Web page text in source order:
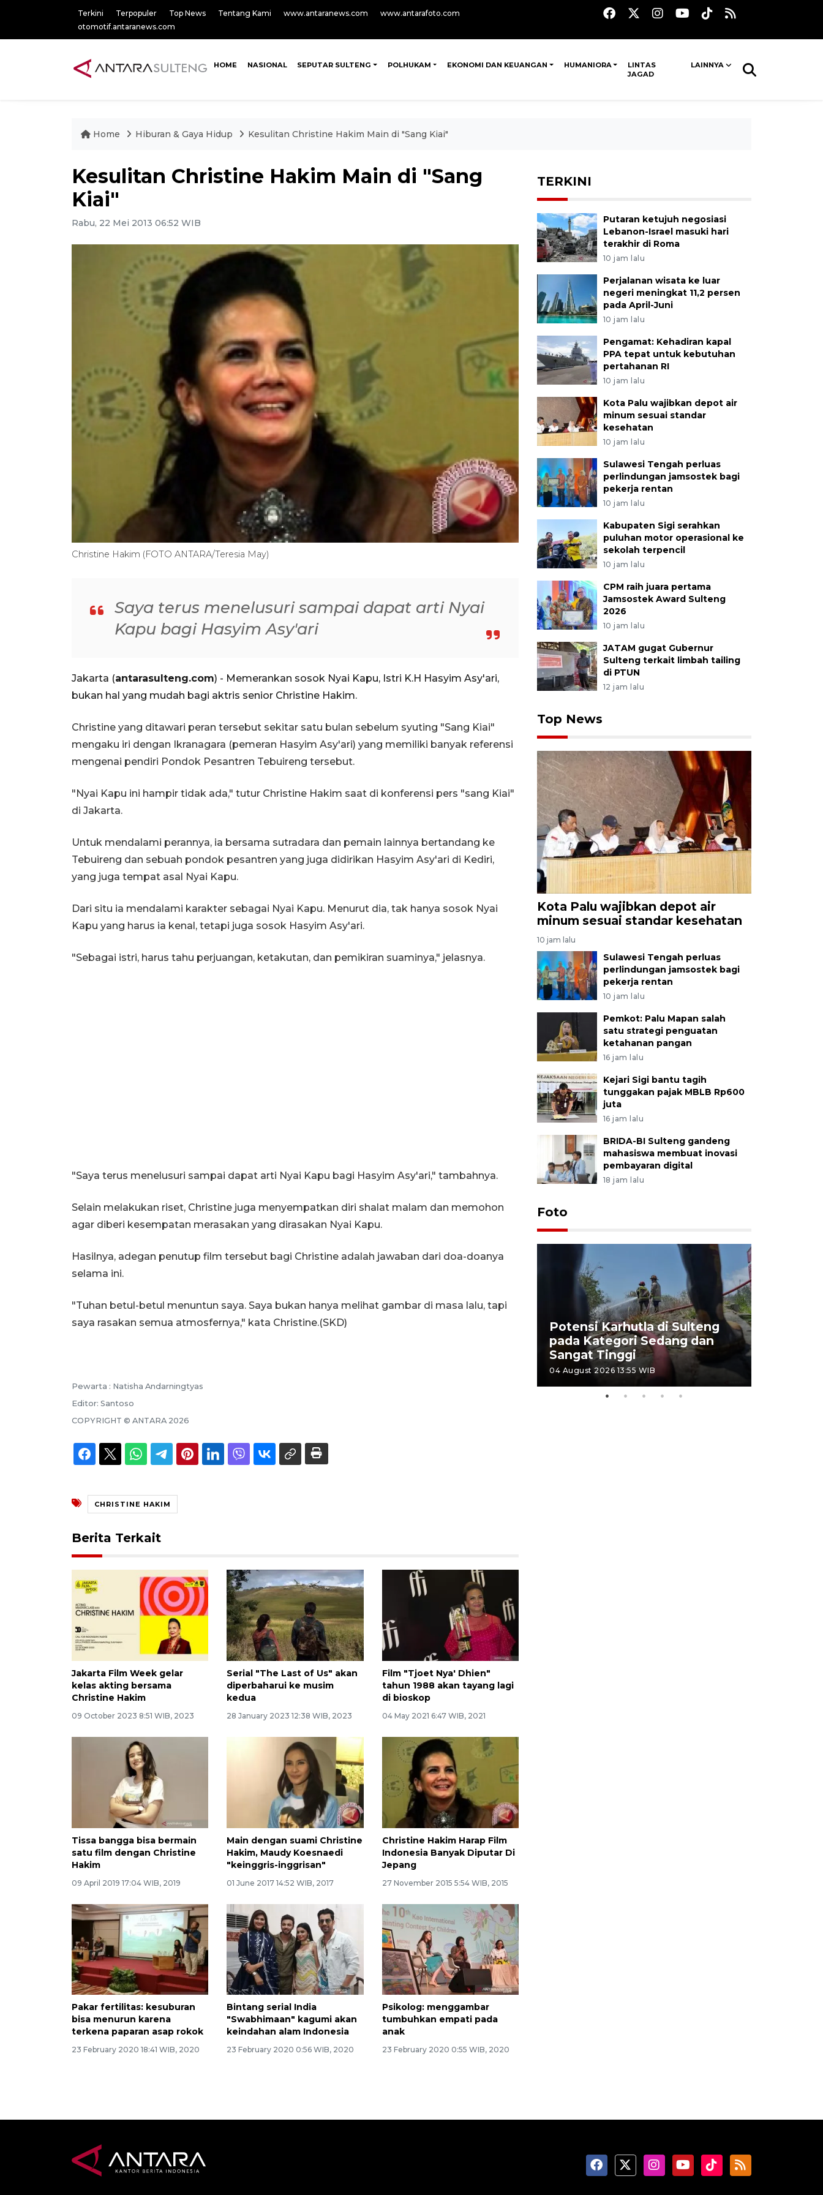
Terkini Terpopuler Top News Tentang Kami www.antaranews.com
www.antarafoto.com
otomotif.antaranews.com
HOME NASIONAL SEPUTAR SULTENG POLHUKAM EKONOMI DAN KEUANGAN HUMANIORA
LINTAS
JAGAD
LAINNYA
Home Hiburan & Gaya Hidup Kesulitan Christine Hakim Main di "Sang Kiai"
Kesulitan Christine Hakim Main di "Sang
Kiai"
Rabu, 22 Mei 2013 06:52 WIB
Christine Hakim (FOTO ANTARA/Teresia May)
Saya terus menelusuri sampai dapat arti Nyai
Kapu bagi Hasyim Asy'ari
Jakarta (antarasulteng.com) - Memerankan sosok Nyai Kapu, Istri K.H Hasyim Asy'ari,
bukan hal yang mudah bagi aktris senior Christine Hakim.
Christine yang ditawari peran tersebut sekitar satu bulan sebelum syuting "Sang Kiai"
mengaku iri dengan Ikranagara (pemeran Hasyim Asy'ari) yang memiliki banyak referensi
mengenai pendiri Pondok Pesantren Tebuireng tersebut.
"Nyai Kapu ini hampir tidak ada," tutur Christine Hakim saat di konferensi pers "sang Kiai"
di Jakarta.
Untuk mendalami perannya, ia bersama sutradara dan pemain lainnya bertandang ke
Tebuireng dan sebuah pondok pesantren yang juga didirikan Hasyim Asy'ari di Kediri,
yang juga tempat asal Nyai Kapu.
Dari situ ia mendalami karakter sebagai Nyai Kapu. Menurut dia, tak hanya sosok Nyai
Kapu yang harus ia kenal, tetapi juga sosok Hasyim Asy'ari.
"Sebagai istri, harus tahu perjuangan, ketakutan, dan pemikiran suaminya," jelasnya.
"Saya terus menelusuri sampai dapat arti Nyai Kapu bagi Hasyim Asy'ari," tambahnya.
Selain melakukan riset, Christine juga menyempatkan diri shalat malam dan memohon
agar diberi kesempatan merasakan yang dirasakan Nyai Kapu.
Hasilnya, adegan penutup film tersebut bagi Christine adalah jawaban dari doa-doanya
selama ini.
"Tuhan betul-betul menuntun saya. Saya bukan hanya melihat gambar di masa lalu, tapi
saya rasakan semua atmosfernya," kata Christine.(SKD)
Pewarta : Natisha Andarningtyas
Editor: Santoso
COPYRIGHT © ANTARA 2026
CHRISTINE HAKIM
Berita Terkait
Jakarta Film Week gelar
kelas akting bersama
Christine Hakim
09 October 2023 8:51 WIB, 2023
Serial "The Last of Us" akan
diperbaharui ke musim
kedua
28 January 2023 12:38 WIB, 2023
Film "Tjoet Nya' Dhien"
tahun 1988 akan tayang lagi
di bioskop
04 May 2021 6:47 WIB, 2021
Tissa bangga bisa bermain
satu film dengan Christine
Hakim
09 April 2019 17:04 WIB, 2019
Main dengan suami Christine
Hakim, Maudy Koesnaedi
"keinggris-inggrisan"
01 June 2017 14:52 WIB, 2017
Christine Hakim Harap Film
Indonesia Banyak Diputar Di
Jepang
27 November 2015 5:54 WIB, 2015
Pakar fertilitas: kesuburan
bisa menurun karena
terkena paparan asap rokok
23 February 2020 18:41 WIB, 2020
Bintang serial India
"Swabhimaan" kagumi akan
keindahan alam Indonesia
23 February 2020 0:56 WIB, 2020
Psikolog: menggambar
tumbuhkan empati pada
anak
23 February 2020 0:55 WIB, 2020
TERKINI
Putaran ketujuh negosiasi
Lebanon-Israel masuki hari
terakhir di Roma
10 jam lalu
Perjalanan wisata ke luar
negeri meningkat 11,2 persen
pada April-Juni
10 jam lalu
Pengamat: Kehadiran kapal
PPA tepat untuk kebutuhan
pertahanan RI
10 jam lalu
Kota Palu wajibkan depot air
minum sesuai standar
kesehatan
10 jam lalu
Sulawesi Tengah perluas
perlindungan jamsostek bagi
pekerja rentan
10 jam lalu
Kabupaten Sigi serahkan
puluhan motor operasional ke
sekolah terpencil
10 jam lalu
CPM raih juara pertama
Jamsostek Award Sulteng
2026
10 jam lalu
JATAM gugat Gubernur
Sulteng terkait limbah tailing
di PTUN
12 jam lalu
Top News
Kota Palu wajibkan depot air
minum sesuai standar kesehatan
10 jam lalu
Sulawesi Tengah perluas
perlindungan jamsostek bagi
pekerja rentan
10 jam lalu
Pemkot: Palu Mapan salah
satu strategi penguatan
ketahanan pangan
16 jam lalu
Kejari Sigi bantu tagih
tunggakan pajak MBLB Rp600
juta
16 jam lalu
BRIDA-BI Sulteng gandeng
mahasiswa membuat inovasi
pembayaran digital
18 jam lalu
Foto
Potensi Karhutla di Sulteng
pada Kategori Sedang dan
Sangat Tinggi
04 August 2026 13:55 WIB